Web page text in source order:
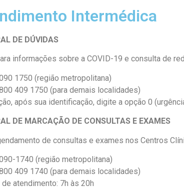
Intermédica
DE DÚVIDAS
informações sobre a COVID-19 e consulta de
1750 (região metropolitana)
409 1750 (para demais localidades)
após sua identificação, digite a opção 0
DE MARCAÇÃO DE CONSULTAS E EXAMES
de consultas e exames nos Centros
1740 (região metropolitana)
409 1740 (para demais localidades)
de atendimento: 7h às 20h